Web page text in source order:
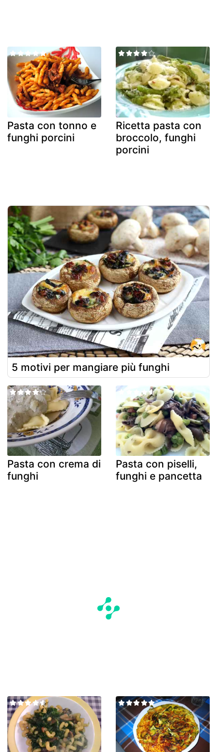
Pasta con tonno e
funghi porcini
Ricetta pasta con
broccolo, funghi
porcini
5 motivi per mangiare più funghi
Pasta con crema di
funghi
Pasta con piselli,
funghi e pancetta